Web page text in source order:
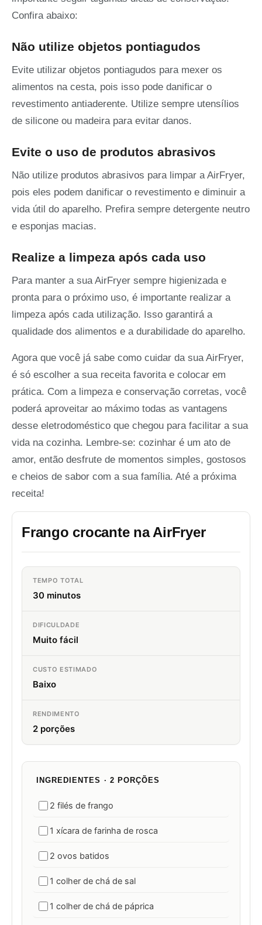
Confira abaixo:
Não utilize objetos pontiagudos
Evite utilizar objetos pontiagudos para mexer os
alimentos na cesta, pois isso pode danificar o
revestimento antiaderente. Utilize sempre utensílios
de silicone ou madeira para evitar danos.
Evite o uso de produtos abrasivos
Não utilize produtos abrasivos para limpar a AirFryer,
pois eles podem danificar o revestimento e diminuir a
vida útil do aparelho. Prefira sempre detergente neutro
e esponjas macias.
Realize a limpeza após cada uso
Para manter a sua AirFryer sempre higienizada e
pronta para o próximo uso, é importante realizar a
limpeza após cada utilização. Isso garantirá a
qualidade dos alimentos e a durabilidade do aparelho.
Agora que você já sabe como cuidar da sua AirFryer,
é só escolher a sua receita favorita e colocar em
prática. Com a limpeza e conservação corretas, você
poderá aproveitar ao máximo todas as vantagens
desse eletrodoméstico que chegou para facilitar a sua
vida na cozinha. Lembre-se: cozinhar é um ato de
amor, então desfrute de momentos simples, gostosos
e cheios de sabor com a sua família. Até a próxima
receita!
Frango crocante na AirFryer
TEMPO TOTAL
30 minutos
DIFICULDADE
Muito fácil
CUSTO ESTIMADO
Baixo
RENDIMENTO
2 porções
INGREDIENTES · 2 PORÇÕES
2 filés de frango
1 xícara de farinha de rosca
2 ovos batidos
1 colher de chá de sal
1 colher de chá de páprica